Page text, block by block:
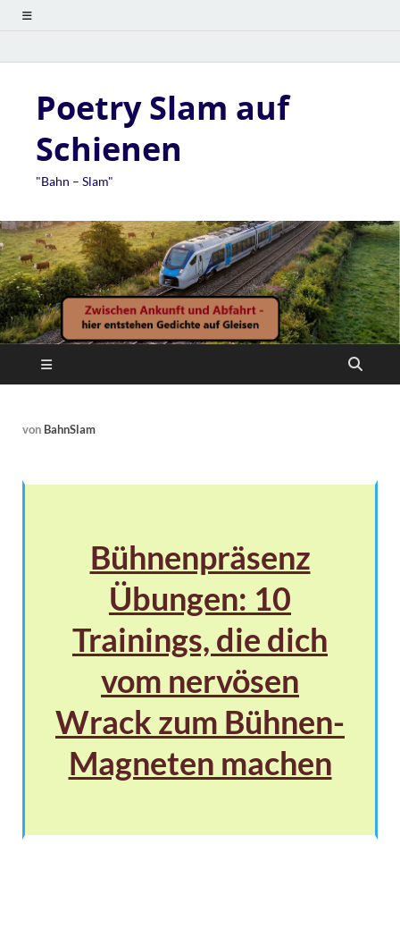
Poetry Slam auf
Schienen
"Bahn – Slam"
von BahnSlam
Bühnenpräsenz
Übungen: 10
Trainings, die dich
vom nervösen
Wrack zum Bühnen-
Magneten machen